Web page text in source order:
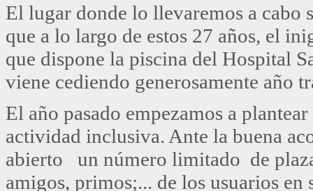
El lugar donde lo llevaremos a cabo
que a lo largo de estos 27 años, el
que dispone la piscina del Hospital
viene cediendo generosamente año
El año pasado empezamos a
actividad inclusiva. Ante la buena
abierto un número limitado de
amigos, primos;... de los usuarios en